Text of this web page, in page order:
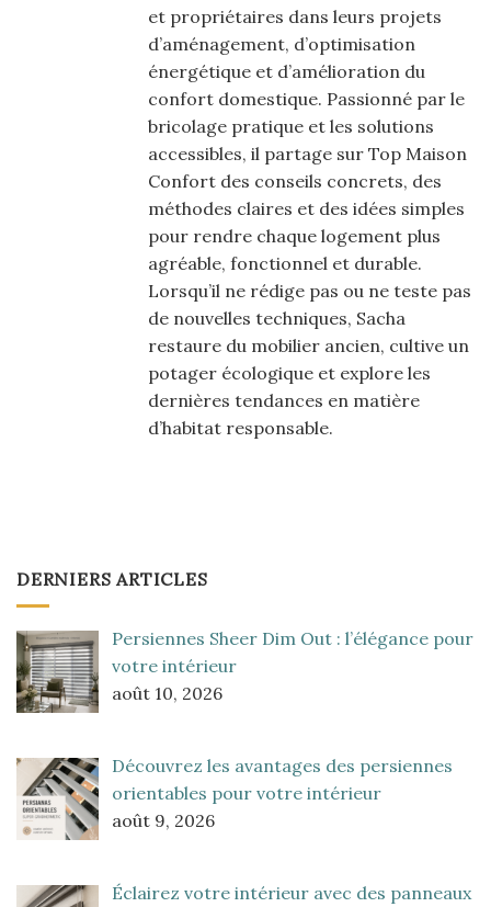
et propriétaires dans leurs projets
d’aménagement, d’optimisation
énergétique et d’amélioration du
confort domestique. Passionné par le
bricolage pratique et les solutions
accessibles, il partage sur Top Maison
Confort des conseils concrets, des
méthodes claires et des idées simples
pour rendre chaque logement plus
agréable, fonctionnel et durable.
Lorsqu’il ne rédige pas ou ne teste pas
de nouvelles techniques, Sacha
restaure du mobilier ancien, cultive un
potager écologique et explore les
dernières tendances en matière
d’habitat responsable.
DERNIERS ARTICLES
Persiennes Sheer Dim Out : l’élégance pour
votre intérieur
août 10, 2026
Découvrez les avantages des persiennes
orientables pour votre intérieur
août 9, 2026
Éclairez votre intérieur avec des panneaux